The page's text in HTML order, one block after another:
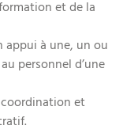
et de la
à une, un ou
personnel d’une
coordination et